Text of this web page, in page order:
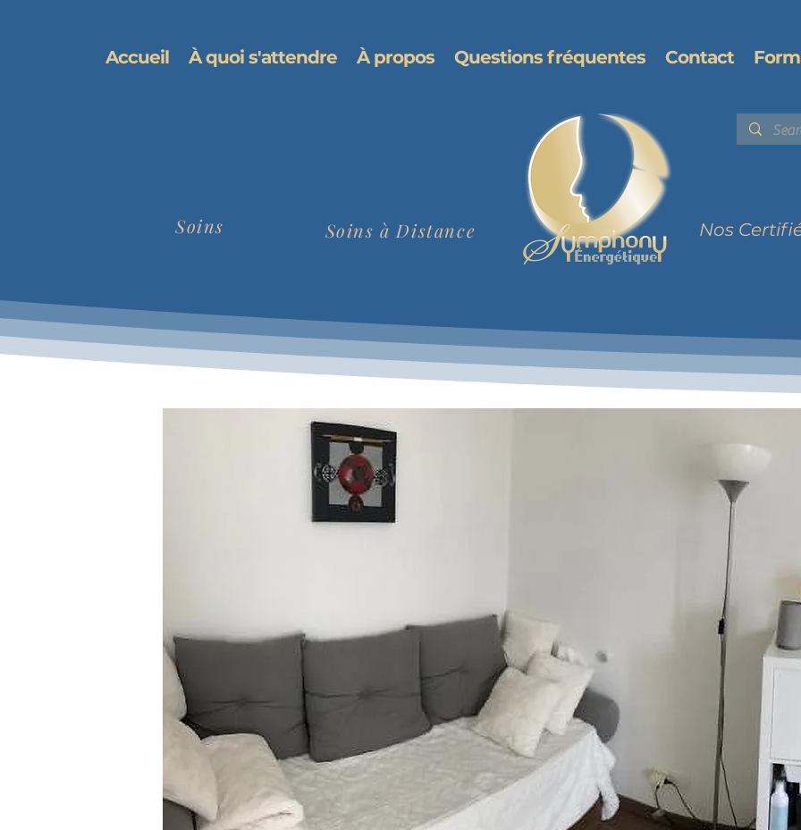
Accueil À quoi s'attendre À propos Questions fréquentes Contact
Soins Soins à Distance Nos